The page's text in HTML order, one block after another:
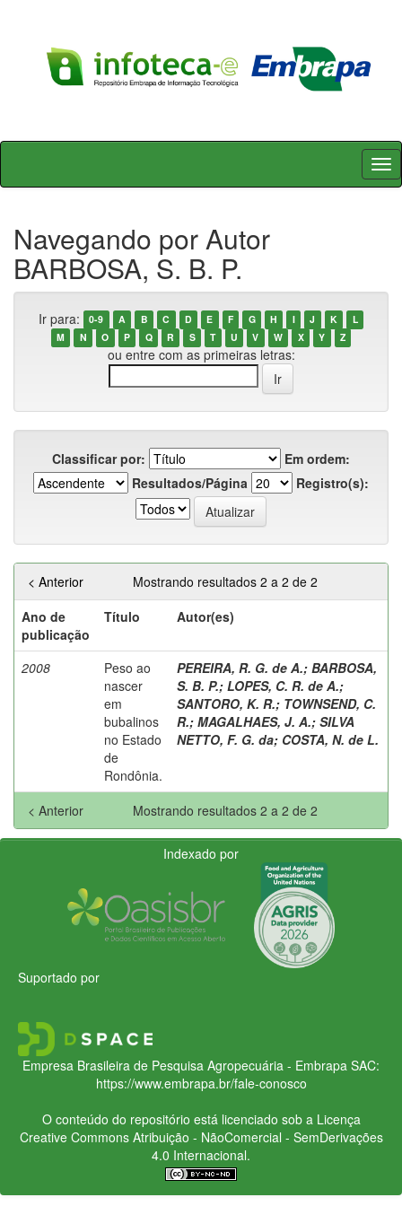
Skip
Navegando por Autor
BARBOSA, S. B. P.
Ir para: 0-9 A B C D E F G H I J K
L
M
N O P Q R S T U V W X Y Z
ou entre com as primeiras letras:
Classificar por:
Em ordem:
Resultados/Página
Registro(s):
Mostrando resultados 2 a 2 de 2
< Anterior
Ano de
publicação
Título Autor(es)
2008
Peso ao
nascer
em
bubalinos
no Estado
de
Rondônia.
PEREIRA, R. G. de A.; BARBOSA,
S. B. P.; LOPES, C. R. de A.;
SANTORO, K. R.; TOWNSEND, C.
R.; MAGALHAES, J. A.; SILVA
NETTO, F. G. da; COSTA, N. de L.
Mostrando resultados 2 a 2 de 2
< Anterior
Indexado por
Suportado por
Empresa Brasileira de Pesquisa Agropecuária - Embrapa SAC:
https://www.embrapa.br/fale-conosco
O conteúdo do repositório está licenciado sob a Licença
Creative CommonsAtribuição - NãoComercial - SemDerivações
4.0 Internacional.